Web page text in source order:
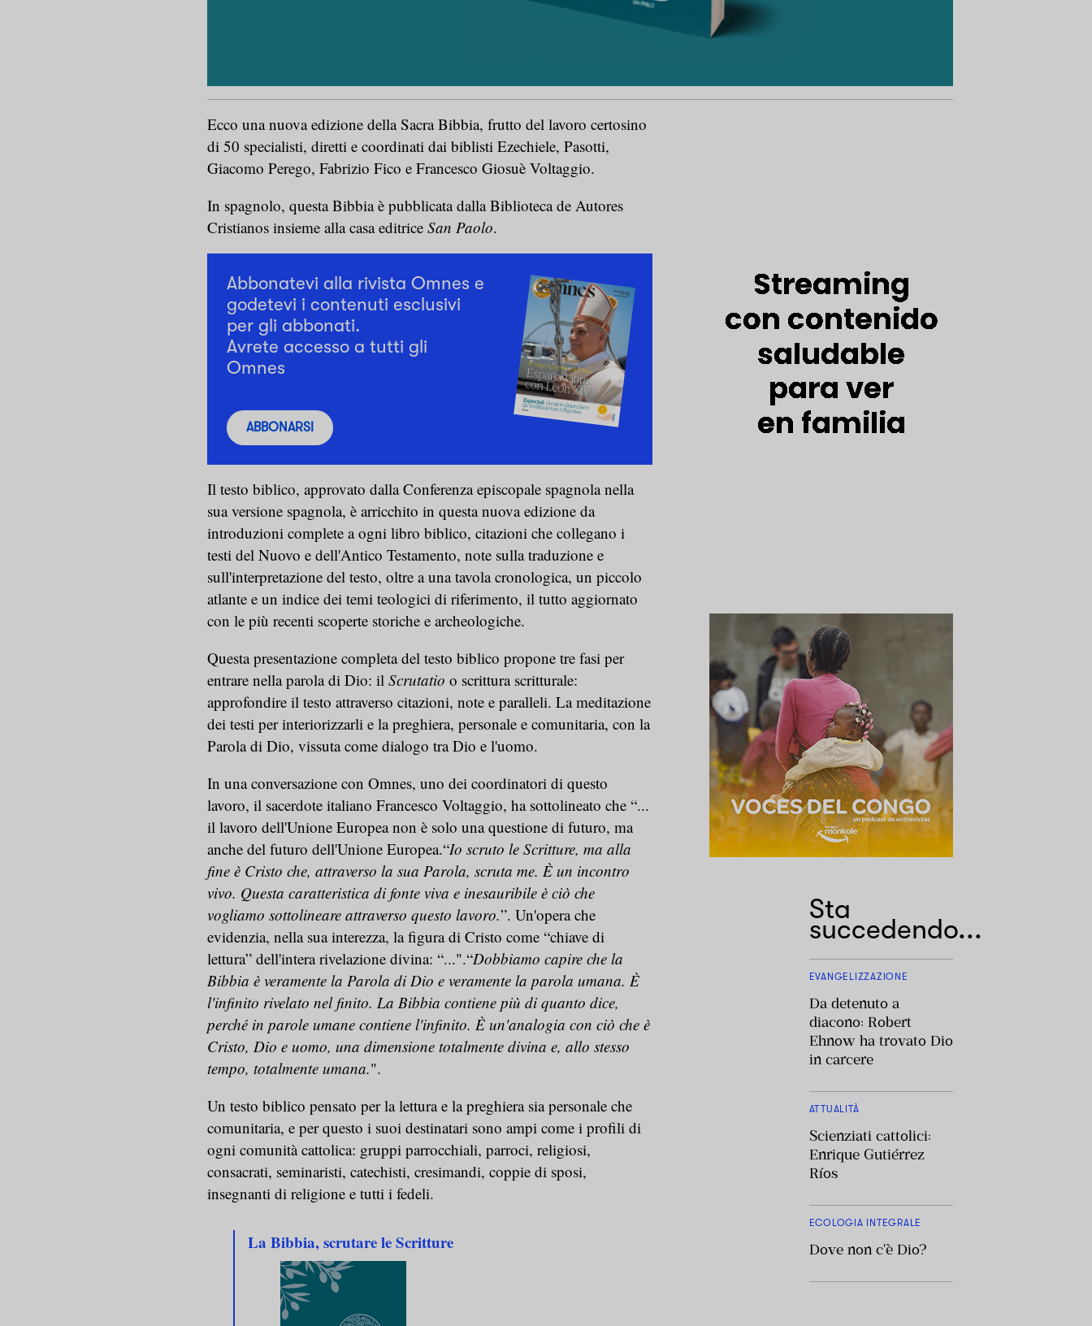
Ecco una nuova edizione della Sacra Bibbia, frutto del lavoro certosino
di 50 specialisti, diretti e coordinati dai biblisti Ezechiele, Pasotti,
Giacomo Perego, Fabrizio Fico e Francesco Giosuè Voltaggio.
In spagnolo, questa Bibbia è pubblicata dalla Biblioteca de Autores
Cristianos insieme alla casa editrice San Paolo.
Abbonatevi alla rivista Omnes e
godetevi i contenuti esclusivi
per gli abbonati.
Avrete accesso a tutti gli
Omnes
ABBONARSI
Il testo biblico, approvato dalla Conferenza episcopale spagnola nella
sua versione spagnola, è arricchito in questa nuova edizione da
introduzioni complete a ogni libro biblico, citazioni che collegano i
testi del Nuovo e dell'Antico Testamento, note sulla traduzione e
sull'interpretazione del testo, oltre a una tavola cronologica, un piccolo
atlante e un indice dei temi teologici di riferimento, il tutto aggiornato
con le più recenti scoperte storiche e archeologiche.
Questa presentazione completa del testo biblico propone tre fasi per
entrare nella parola di Dio: il Scrutatio o scrittura scritturale:
approfondire il testo attraverso citazioni, note e paralleli. La meditazione
dei testi per interiorizzarli e la preghiera, personale e comunitaria, con la
Parola di Dio, vissuta come dialogo tra Dio e l'uomo.
In una conversazione con Omnes, uno dei coordinatori di questo
lavoro, il sacerdote italiano Francesco Voltaggio, ha sottolineato che “...
il lavoro dell'Unione Europea non è solo una questione di futuro, ma
anche del futuro dell'Unione Europea.“Io scruto le Scritture, ma alla
fine è Cristo che, attraverso la sua Parola, scruta me. È un incontro
vivo. Questa caratteristica di fonte viva e inesauribile è ciò che
vogliamo sottolineare attraverso questo lavoro.”. Un'opera che
evidenzia, nella sua interezza, la figura di Cristo come “chiave di
lettura” dell'intera rivelazione divina: “...".“Dobbiamo capire che la
Bibbia è veramente la Parola di Dio e veramente la parola umana. È
l'infinito rivelato nel finito. La Bibbia contiene più di quanto dice,
perché in parole umane contiene l'infinito. È un'analogia con ciò che è
Cristo, Dio e uomo, una dimensione totalmente divina e, allo stesso
tempo, totalmente umana.".
Un testo biblico pensato per la lettura e la preghiera sia personale che
comunitaria, e per questo i suoi destinatari sono ampi come i profili di
ogni comunità cattolica: gruppi parrocchiali, parroci, religiosi,
consacrati, seminaristi, catechisti, cresimandi, coppie di sposi,
insegnanti di religione e tutti i fedeli.
La Bibbia, scrutare le Scritture
Sta
succedendo...
EVANGELIZZAZIONE
Da detenuto a
diacono: Robert
Ehnow ha trovato Dio
in carcere
ATTUALITÀ
Scienziati cattolici:
Enrique Gutiérrez
Ríos
ECOLOGIA INTEGRALE
Dove non c'è Dio?